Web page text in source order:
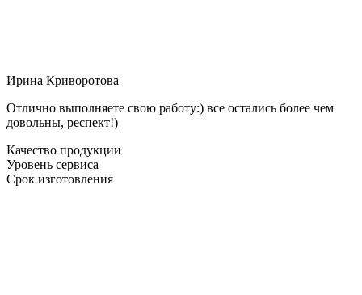
Ирина Криворотова
Отлично выполняете свою работу:) все остались более чем
довольны, респект!)
Качество продукции
Уровень сервиса
Срок изготовления